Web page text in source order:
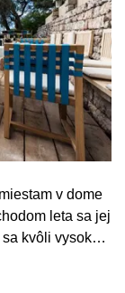
v dome
leta sa jej
kvôli vysokým